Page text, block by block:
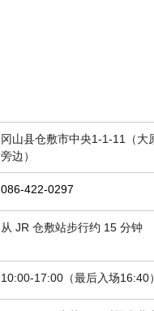
冈山县仓敷市中央1-1-11（大
旁边）
086-422-0297
从 JR 仓敷站步行约 15 分钟
10:00-17:00（最后入场16:40）